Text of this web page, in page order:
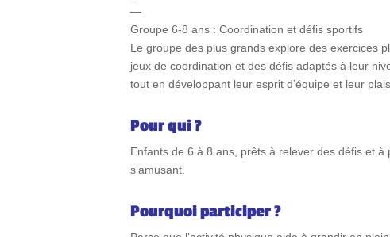
—
Groupe 6-8 ans : Coordination et défis sportifs
Le groupe des plus grands explore des exercices
jeux de coordination et des défis adaptés à leur
tout en développant leur esprit d’équipe et leur
Pour qui ?
Enfants de 6 à 8 ans, prêts à relever des défis et
s’amusant.
Pourquoi participer ?